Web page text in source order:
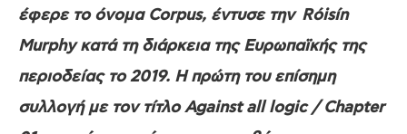
έφερε το όνομα Corpus, έντυσε την Róisín
Murphy κατά τη διάρκεια της Ευρωπαϊκής της
περιοδείας το 2019. Η πρώτη του επίσημη
συλλογή με τον τίτλο Against all logic / Chapter